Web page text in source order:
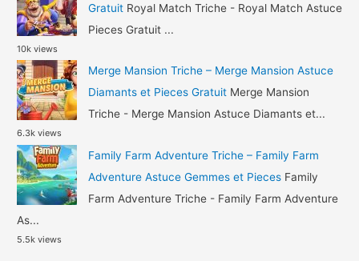
Gratuit Royal Match Triche - Royal Match Astuce
Pieces Gratuit ...
10k views
Merge Mansion Triche – Merge Mansion Astuce
Diamants et Pieces Gratuit Merge Mansion
Triche - Merge Mansion Astuce Diamants et...
6.3k views
Family Farm Adventure Triche – Family Farm
Adventure Astuce Gemmes et Pieces Family
Farm Adventure Triche - Family Farm Adventure
As...
5.5k views